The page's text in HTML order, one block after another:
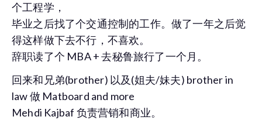
个工程学，
毕业之后找了个交通控制的工作。做了一年之后觉
得这样做下去不行，不喜欢。
辞职读了个 MBA + 去秘鲁旅行了一个月。
回来和兄弟(brother) 以及(姐夫/妹夫) brother in
law 做 Matboard and more
Mehdi Kajbaf 负责营销和商业。